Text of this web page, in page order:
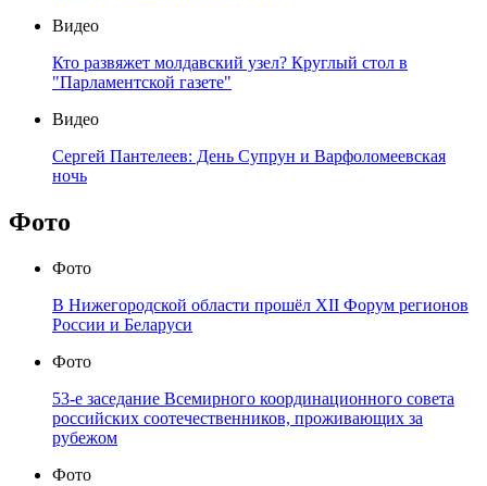
Видео
Кто развяжет молдавский узел? Круглый стол в
"Парламентской газете"
Видео
Сергей Пантелеев: День Супрун и Варфоломеевская
ночь
Фото
Фото
В Нижегородской области прошёл XII Форум регионов
России и Беларуси
Фото
53-е заседание Всемирного координационного совета
российских соотечественников, проживающих за
рубежом
Фото